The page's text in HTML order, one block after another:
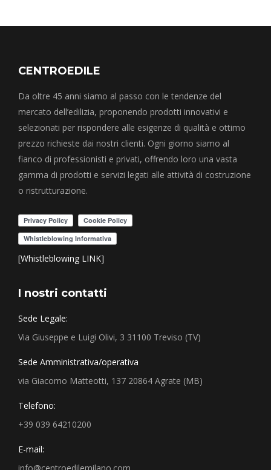
CENTROEDILE
Da oltre 45 anni siamo al passo con le tendenze del
mercato dell’edilizia, proponendo prodotti innovativi e
selezionati per rispondere alle esigenze di qualità e ottimo
prezzo richieste dai nostri clienti. Ogni giorno siamo al
fianco di professionisti e privati, offrendo loro una vasta
gamma di prodotti e servizi legati alle attività di costruzione
o ristrutturazione.
[Whistleblowing LINK]
I nostri contatti
Sede Legale:
Via Giuseppe e Luigi Olivi, 3 31100 Treviso (TV)
Sede Amministrativa/operativa
via Giacomo Matteotti, 137 20864 Agrate (MB)
Telefono:
+39 039 64210200
E-mail: